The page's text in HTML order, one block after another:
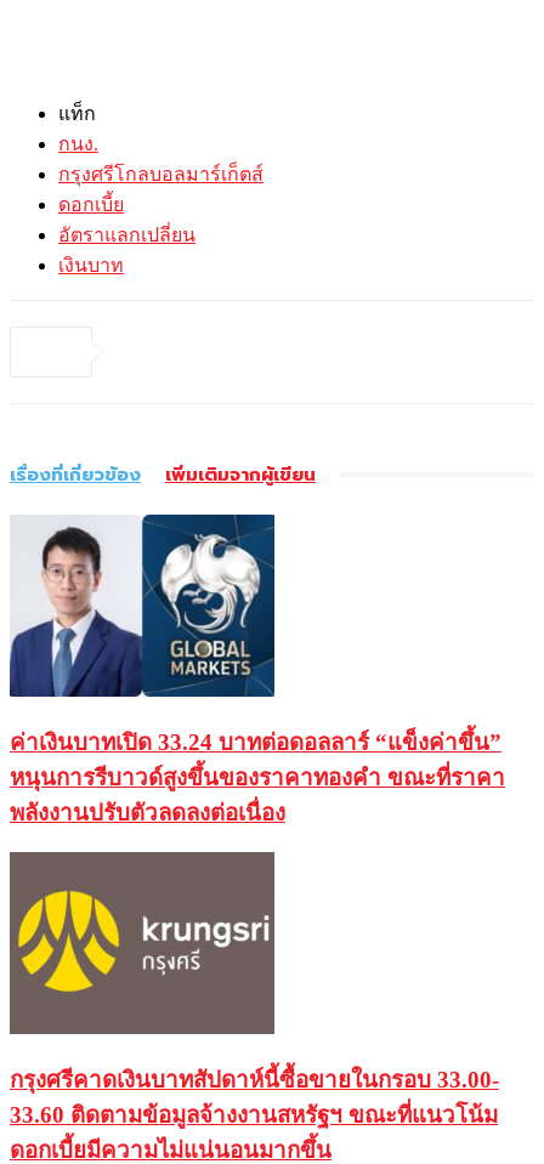
แท็ก
กนง.
กรุงศรีโกลบอลมาร์เก็ตส์
ดอกเบี้ย
อัตราแลกเปลี่ยน
เงินบาท
เรื่องที่เกี่ยวข้อง เพิ่มเติมจากผู้เขียน
ค่าเงินบาทเปิด 33.24 บาทต่อดอลลาร์ “แข็งค่าขึ้น”
หนุนการรีบาวด์สูงขึ้นของราคาทองคำ ขณะที่ราคา
พลังงานปรับตัวลดลงต่อเนื่อง
กรุงศรีคาดเงินบาทสัปดาห์นี้ซื้อขายในกรอบ 33.00-
33.60 ติดตามข้อมูลจ้างงานสหรัฐฯ ขณะที่แนวโน้ม
ดอกเบี้ยมีความไม่แน่นอนมากขึ้น